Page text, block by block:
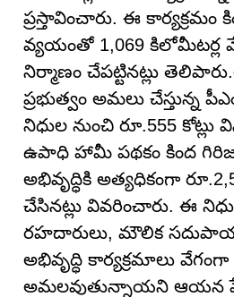
ప్రస్తావించారు. ఈ కార్యక్రమం
వ్యయంతో 1,069 కిలోమీటర్ల
నిర్మాణం చేపట్టినట్లు
ప్రభుత్వం అమలు చేస్తున్న
నిధుల నుంచి రూ.555
ఉపాధి హామీ పథకం కింద
అభివృద్ధికి అత్యధికంగా
చేసినట్లు వివరించారు. ఈ
రహదారులు, మౌలిక
అభివృద్ధి కార్యక్రమాలు వేగంగా
అమలవుతున్నాయని ఆయన